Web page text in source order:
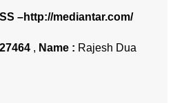
–http://mediantar.com/
, Name : Rajesh Dua